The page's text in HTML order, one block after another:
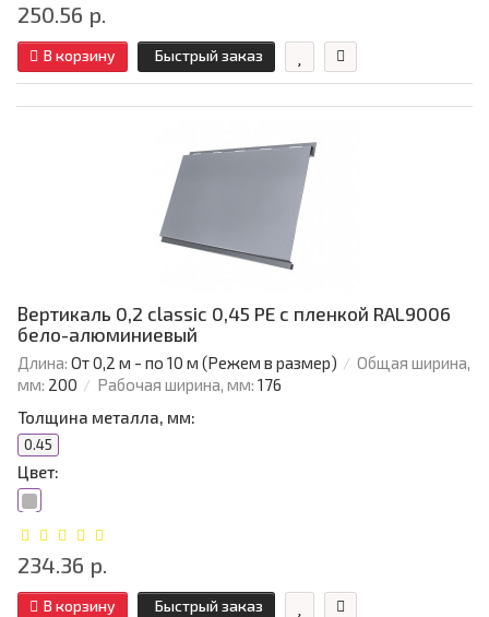
250.56 р.
В корзину Быстрый заказ
Вертикаль 0,2 classic 0,45 PE с пленкой RAL9006
бело-алюминиевый
Длина: От 0,2 м - по 10 м (Режем в размер)
Общая ширина,
мм: 200 Рабочая ширина, мм: 176
Толщина металла, мм:
0.45
Цвет:
234.36 р.
В корзину Быстрый заказ